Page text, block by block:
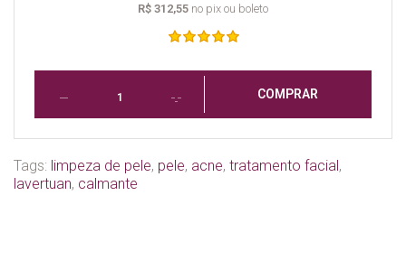
R$ 312,55 no pix ou boleto
COMPRAR
Tags: limpeza de pele, pele, acne, tratamento facial,
lavertuan, calmante